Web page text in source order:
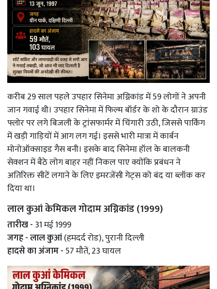
करीब 29 साल पहले उपहार सिनेमा अग्निकांड में 59 लोगों ने अपनी
जान गवाई थी। उपहार सिनेमा में फिल्म बॉर्डर के शो के दौरान ग्राउंड
फ्लोर पर लगे बिजली के ट्रांसफार्मर में चिंगारी उठी, जिससे पार्किंग
में खड़ी गाड़ियों में आग लग गई। इससे भारी मात्रा में कार्बन
मोनोऑक्साइड गैस बनी। इसके बाद सिनेमा हॉल के बालकनी
सेक्शन में बैठे लोग बाहर नहीं निकल पाए क्योंकि प्रबंधन ने
अतिरिक्त सीटें लगाने के लिए इमरजेंसी गेट्स को बंद या ब्लॉक कर
दिया था।
लाल कुआं केमिकल गोदाम अग्निकांड (1999)
तारीख - 31 मई 1999
जगह - लाल कुआं(हमदर्द रोड), पुरानी दिल्ली
हादसे का अंजाम -57 मौतें, 23 घायल